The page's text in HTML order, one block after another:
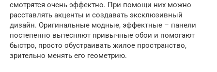
смотрятся очень эффектно. При помощи них можно
расставлять акценты и создавать эксклюзивный
дизайн. Оригинальные модные, эффектные – панели
постепенно вытесняют привычные обои и помогают
быстро, просто обустраивать жилое пространство,
зрительно менять его геометрию.